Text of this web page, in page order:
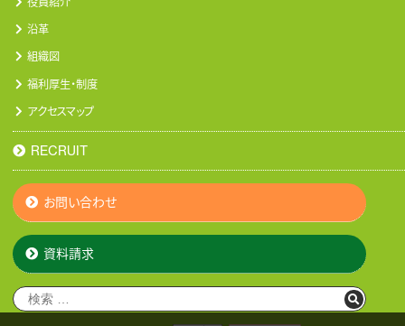
沿革
組織図
福利厚生・制度
アクセスマップ
RECRUIT
お問い合わせ
資料請求